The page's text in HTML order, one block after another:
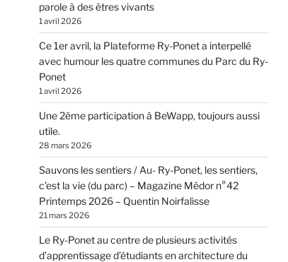
parole à des êtres vivants
1 avril 2026
Ce 1er avril, la Plateforme Ry-Ponet a interpellé
avec humour les quatre communes du Parc du Ry-
Ponet
1 avril 2026
Une 2ème participation à BeWapp, toujours aussi
utile.
28 mars 2026
Sauvons les sentiers / Au- Ry-Ponet, les sentiers,
c’est la vie (du parc) – Magazine Médor n°42
Printemps 2026 – Quentin Noirfalisse
21 mars 2026
Le Ry-Ponet au centre de plusieurs activités
d’apprentissage d’étudiants en architecture du